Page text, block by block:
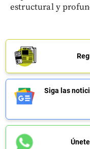
estructural y
Siga las